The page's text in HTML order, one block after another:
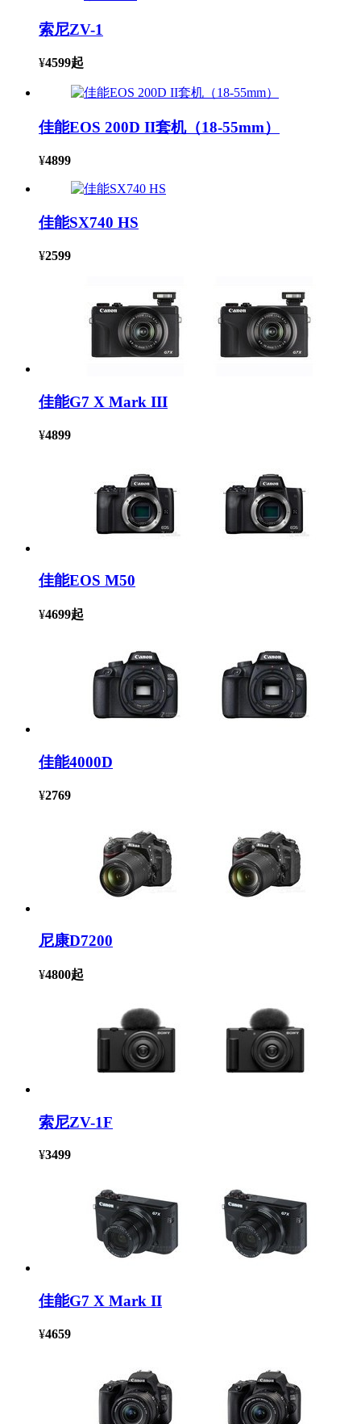
索尼ZV-1
¥4599起
佳能EOS 200D II套机（18-55mm）
¥4899
佳能SX740 HS
¥2599
佳能G7 X Mark III
¥4899
佳能EOS M50
¥4699起
佳能4000D
¥2769
尼康D7200
¥4800起
索尼ZV-1F
¥3499
佳能G7 X Mark II
¥4659